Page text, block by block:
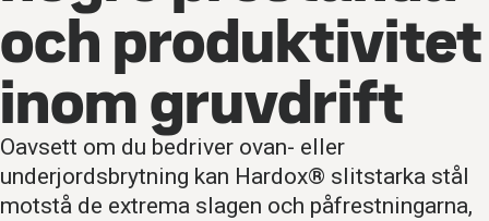
och produktivitet
inom gruvdrift
Oavsett om du bedriver ovan- eller
underjordsbrytning kan Hardox® slitstarka stål
motstå de extrema slagen och påfrestningarna,